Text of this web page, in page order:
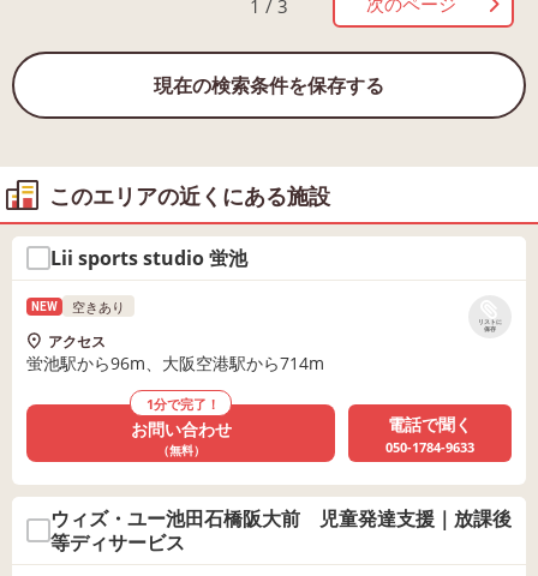
1 / 3
現在の検索条件を保存する
このエリアの近くにある施設
Lii sports studio 蛍池
リストに
保存
NEW 空きあり
アクセス
蛍池駅から96m、大阪空港駅から714m
1分で完了！
お問い合わせ
（無料）
電話で聞く
050-1784-9633
ウィズ・ユー池田石橋阪大前 児童発達支援｜放課後
等ディサービス